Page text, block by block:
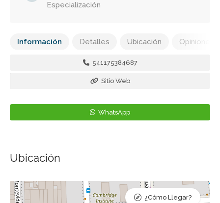
Especialización
Información Detalles Ubicación Opiniones
541175384687
Sitio Web
WhatsApp
Ubicación
¿Cómo Llegar?